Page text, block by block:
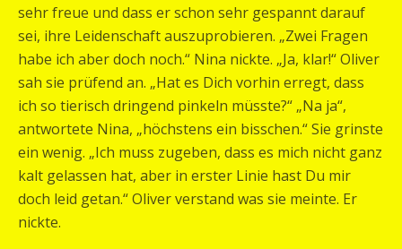
sehr freue und dass er schon sehr gespannt darauf
sei, ihre Leidenschaft auszuprobieren. „Zwei Fragen
habe ich aber doch noch.“ Nina nickte. „Ja, klar!“ Oliver
sah sie prüfend an. „Hat es Dich vorhin erregt, dass
ich so tierisch dringend pinkeln müsste?“ „Na ja“,
antwortete Nina, „höchstens ein bisschen.“ Sie grinste
ein wenig. „Ich muss zugeben, dass es mich nicht ganz
kalt gelassen hat, aber in erster Linie hast Du mir
doch leid getan.“ Oliver verstand was sie meinte. Er
nickte.